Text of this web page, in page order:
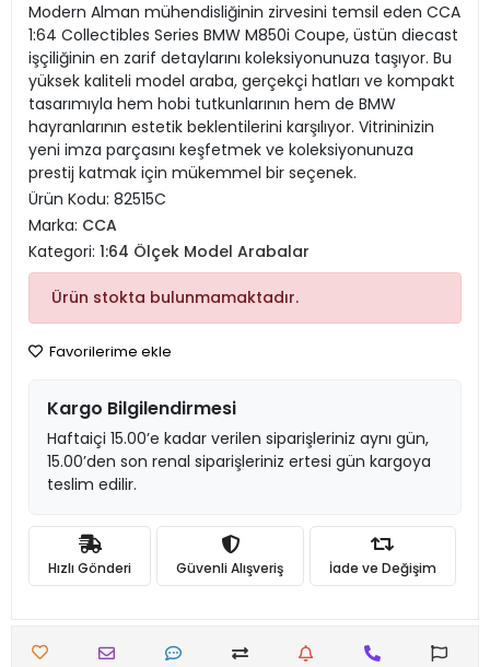
Modern Alman mühendisliğinin zirvesini temsil eden CCA
1:64 Collectibles Series BMW M850i Coupe, üstün diecast
işçiliğinin en zarif detaylarını koleksiyonunuza taşıyor. Bu
yüksek kaliteli model araba, gerçekçi hatları ve kompakt
tasarımıyla hem hobi tutkunlarının hem de BMW
hayranlarının estetik beklentilerini karşılıyor. Vitrininizin
yeni imza parçasını keşfetmek ve koleksiyonunuza
prestij katmak için mükemmel bir seçenek.
Ürün Kodu: 82515C
Marka: CCA
Kategori: 1:64 Ölçek Model Arabalar
Ürün stokta bulunmamaktadır.
Favorilerime ekle
Kargo Bilgilendirmesi
Haftaiçi 15.00’e kadar verilen siparişleriniz aynı gün,
15.00’den son renal siparişleriniz ertesi gün kargoya
teslim edilir.
Hızlı Gönderi Güvenli Alışveriş İade ve Değişim